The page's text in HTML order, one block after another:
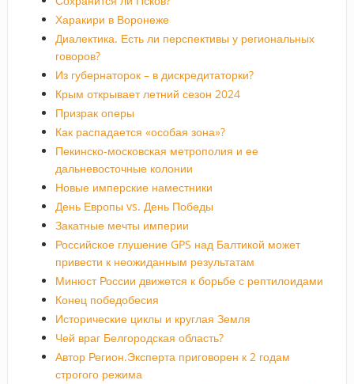
Харакири в Воронеже
Диалектика. Есть ли перспективы у региональных
говоров?
Из губернаторок – в дискредитаторки?
Крым открывает летний сезон 2024
Призрак оперы
Как распадается «особая зона»?
Пекинско-московская метрополия и ее
дальневосточные колонии
Новые имперские наместники
День Европы vs. День Победы
Закатные мечты империи
Российское глушение GPS над Балтикой может
привести к неожиданным результатам
Минюст России движется к борьбе с рептилоидами
Конец победобесия
Исторические циклы и круглая Земля
Чей враг Белгородская область?
Автор Регион.Эксперта приговорен к 2 годам
строгого режима